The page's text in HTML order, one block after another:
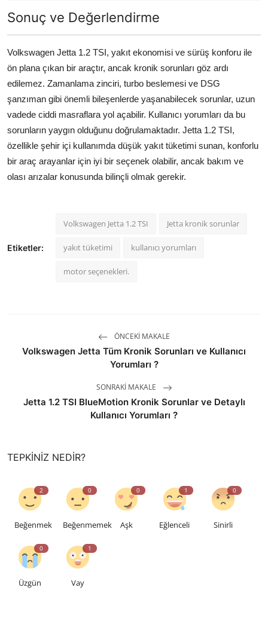
Sonuç ve Değerlendirme
Volkswagen Jetta 1.2 TSI, yakıt ekonomisi ve sürüş konforu ile
ön plana çıkan bir araçtır, ancak kronik sorunları göz ardı
edilemez. Zamanlama zinciri, turbo beslemesi ve DSG
şanzıman gibi önemli bileşenlerde yaşanabilecek sorunlar, uzun
vadede ciddi masraflara yol açabilir. Kullanıcı yorumları da bu
sorunların yaygın olduğunu doğrulamaktadır. Jetta 1.2 TSI,
özellikle şehir içi kullanımda düşük yakıt tüketimi sunan, konforlu
bir araç arayanlar için iyi bir seçenek olabilir, ancak bakım ve
olası arızalar konusunda bilinçli olmak gerekir.
Etiketler:
Volkswagen Jetta 1.2 TSI Jetta kronik sorunlar
yakıt tüketimi kullanıcı yorumları
motor seçenekleri.
ÖNCEKI MAKALE
Volkswagen Jetta Tüm Kronik Sorunları ve Kullanıcı
Yorumları ?
SONRAKI MAKALE
Jetta 1.2 TSI BlueMotion Kronik Sorunlar ve Detaylı
Kullanıcı Yorumları ?
TEPKINIZ NEDIR?
2
Beğenmek
0
Beğenmemek
0
Aşk
1
Eğlenceli
0
Sinirli
0
Üzgün
1
Vay